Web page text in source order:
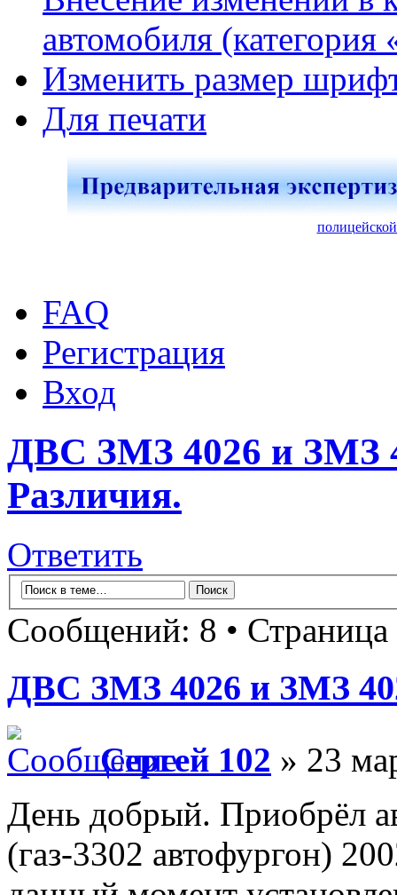
автомобиля (категория
Изменить размер
Для печати
FAQ
Регистрация
Вход
ДВС ЗМЗ 4026 и ЗМЗ
Различия.
Ответить
Сообщений: 8 • Страница
ДВС ЗМЗ 4026 и ЗМЗ
Сергей 102 » 23
День добрый. Приобрёл
(газ-3302 автофургон)